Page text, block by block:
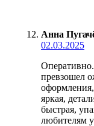
Анна
02.03.2025
Оперативно.
превзошел
яркая,
быстрая,
любителям